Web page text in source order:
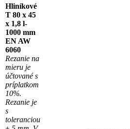
Hliníkové
T 80 x 45
x 1,8 l-
1000 mm
EN AW
6060
Rezanie na
mieru je
účtované s
príplatkom
10%.
Rezanie je
s
toleranciou